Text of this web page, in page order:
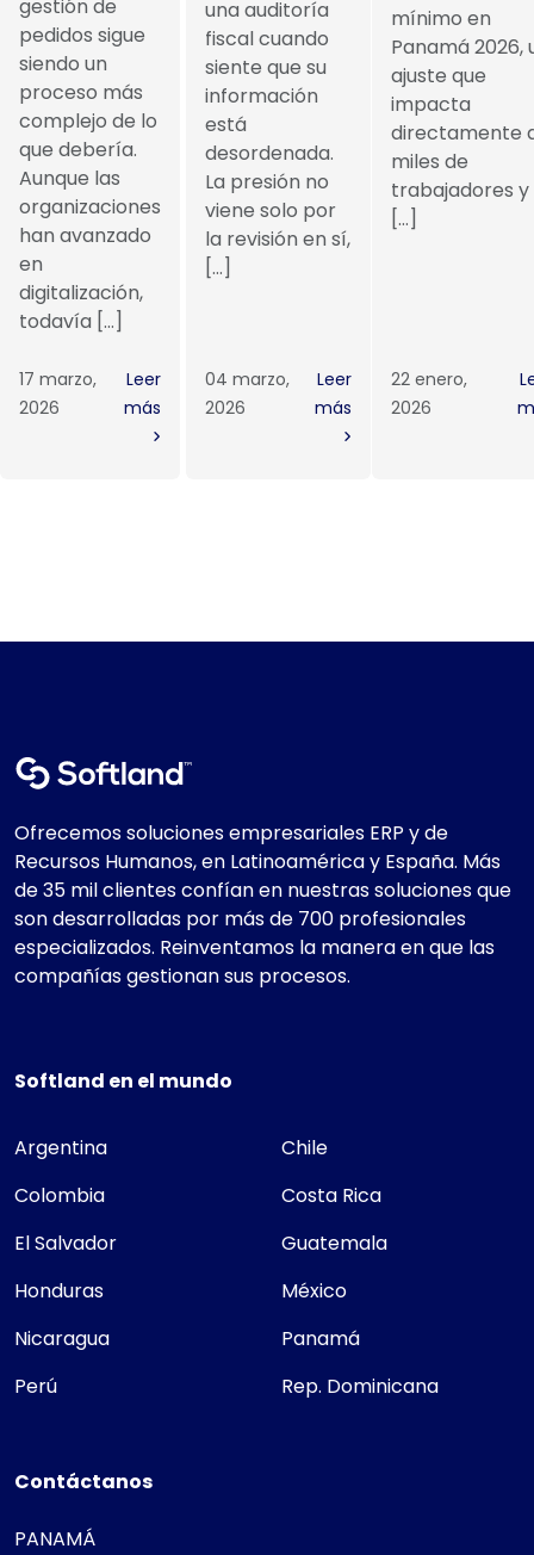
gestión de
pedidos sigue
siendo un
proceso más
complejo de lo
que debería.
Aunque las
organizaciones
han avanzado
en
digitalización,
todavía […]
17 marzo,
2026
Leer
más
una auditoría
fiscal cuando
siente que su
información
está
desordenada.
La presión no
viene solo por
la revisión en sí,
[…]
04 marzo,
2026
Leer
más
mínimo en
Panamá 2026,
ajuste que
impacta
directamente
miles de
trabajadores y
[…]
22 enero,
2026
Ofrecemos soluciones empresariales ERP y de
Recursos Humanos, en Latinoamérica y España. Más
de 35 mil clientes confían en nuestras soluciones que
son desarrolladas por más de 700 profesionales
especializados. Reinventamos la manera en que las
compañías gestionan sus procesos.
Softland en el mundo
Argentina
Chile
Colombia
Costa Rica
El Salvador
Guatemala
Honduras
México
Nicaragua
Panamá
Perú
Rep. Dominicana
Contáctanos
PANAMÁ